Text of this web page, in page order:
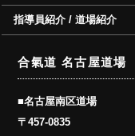
指導員紹介 / 道場紹介
合氣道 名古屋道場
■名古屋南区道場
〒457-0835